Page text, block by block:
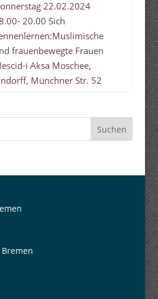
22.02.2024
20.00 Sich
frauenbewegte Frauen
i Aksa Moschee,
Münchner Str. 52
Suchen